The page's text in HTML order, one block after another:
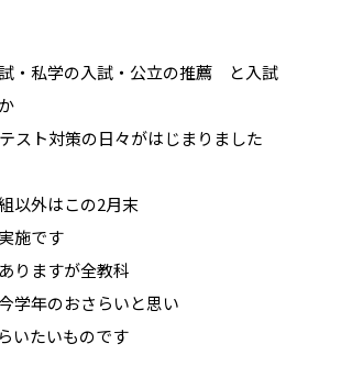
・私学の入試・公立の推薦 と入試
スト対策の日々がはじまりました
以外はこの2月末
施です
りますが全教科
学年のおさらいと思い
いたいものです